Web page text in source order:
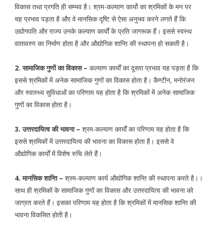
विकास तथा प्रगति ही सम्भव है। श्रम-कल्याण कार्यो का श्रमिकों के मन पर
यह प्रभाव पड़ता है और वे मानसिक दृष्टि से ऐसा अनुभव करने लगते हैं कि
उद्योगपति और राज्य उनके कल्याण कार्यों के प्रति जागरूक हैं। इससे स्वस्थ
वातावरण का निर्माण होता है और औद्योगिक शान्ति की स्थापना हो सकती है।
2. सामाजिक गुणों का विकास – कल्याण कार्यों का दूसरा प्रभाव यह पड़ता है कि
इससे श्रमिकों में अनेक सामाजिक गुणों का विकास होता है। कैण्टीन, मनोरंजन
और स्वास्थ्य सुविधाओं का परिणाम यह होता है कि श्रमिकों में अनेक सामाजिक
गुणों का विकास होता है।
3. उत्तरदायित्व की भावना – श्रम-कल्याण कार्यों का परिणाम यह होता है कि
इससे श्रमिकों में उत्तरदायित्व की भावना का विकास होता है। इससे वे
औद्योगिक कार्यों में विशेष रुचि लेते हैं।
4. मानसिक शान्ति – श्रम-कल्याण कार्य औद्योगिक शान्ति की स्थापना करते है।।
साथ ही श्रमिकों के सामाजिक गुणों का विकास और उत्तरदायित्व की भावना को
जाग्रत करते हैं। इसका परिणाम यह होता है कि श्रमिकों में मानसिक शान्ति की
भावना विकसित होती है।